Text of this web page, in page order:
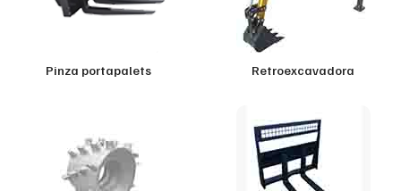
Pinza portapalets Retroexcavadora